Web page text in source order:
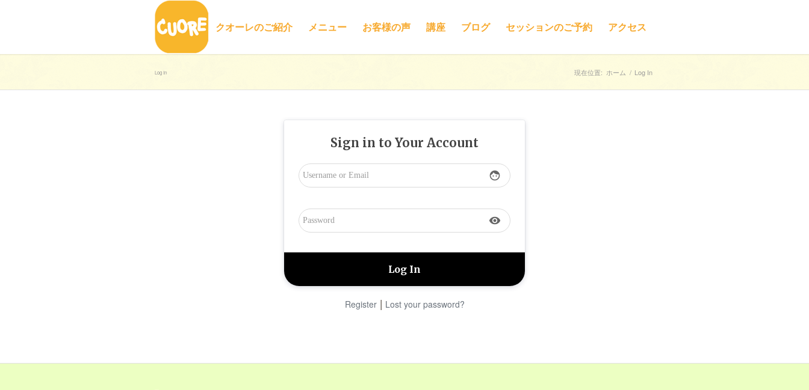
クオーレのご紹介 メニュー お客様の声 講座 ブログ セッションのご予約 アクセス
Log In 現在位置: ホーム / Log In
Sign in to Your Account
face
visibility
Register| Lost your password?